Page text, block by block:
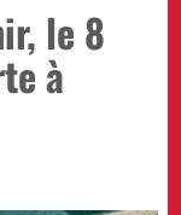
le 8
à